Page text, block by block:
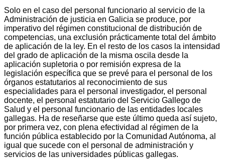
Solo en el caso del personal funcionario al servicio de la
Administración de justicia en Galicia se produce, por
imperativo del régimen constitucional de distribución de
competencias, una exclusión prácticamente total del ámbito
de aplicación de la ley. En el resto de los casos la intensidad
del grado de aplicación de la misma oscila desde la
aplicación supletoria o por remisión expresa de la
legislación específica que se prevé para el personal de los
órganos estatutarios al reconocimiento de sus
especialidades para el personal investigador, el personal
docente, el personal estatutario del Servicio Gallego de
Salud y el personal funcionario de las entidades locales
gallegas. Ha de reseñarse que este último queda así sujeto,
por primera vez, con plena efectividad al régimen de la
función pública establecido por la Comunidad Autónoma, al
igual que sucede con el personal de administración y
servicios de las universidades públicas gallegas.